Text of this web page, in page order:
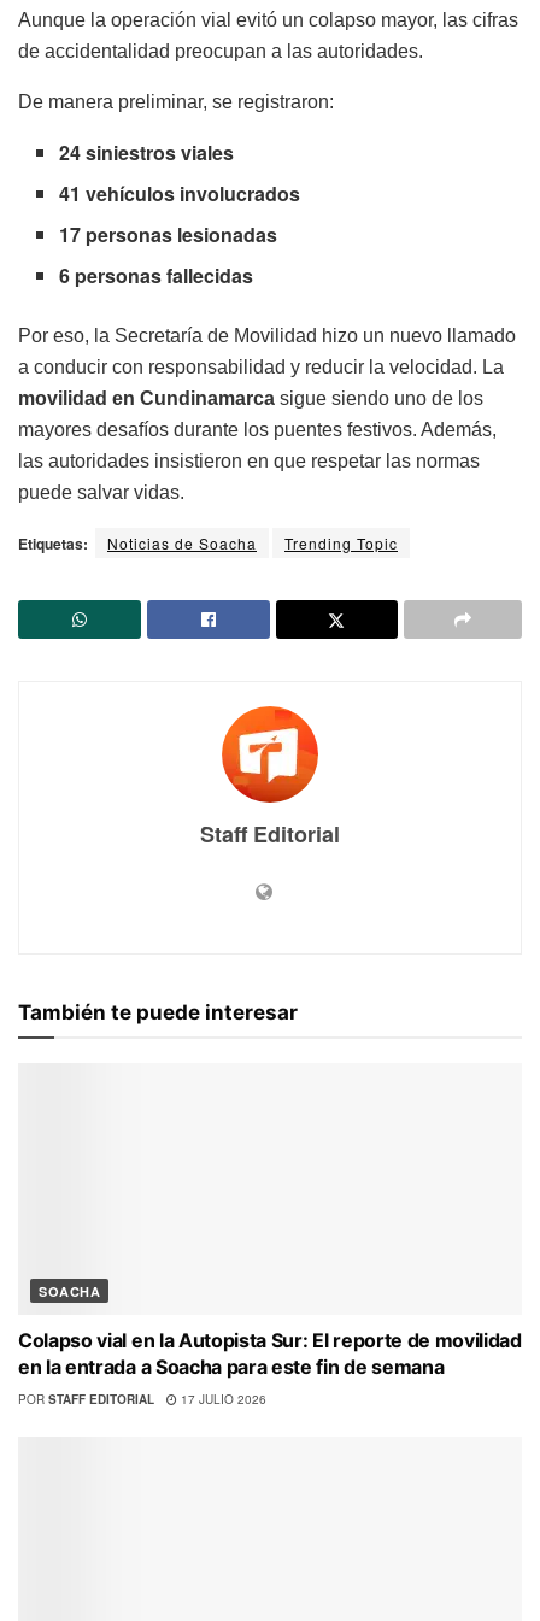
Aunque la operación vial evitó un colapso mayor, las cifras
de accidentalidad preocupan a las autoridades.
De manera preliminar, se registraron:
24 siniestros viales
41 vehículos involucrados
17 personas lesionadas
6 personas fallecidas
Por eso, la Secretaría de Movilidad hizo un nuevo llamado
a conducir con responsabilidad y reducir la velocidad. La
movilidad en Cundinamarca sigue siendo uno de los
mayores desafíos durante los puentes festivos. Además,
las autoridades insistieron en que respetar las normas
puede salvar vidas.
Etiquetas: Noticias de Soacha Trending Topic
Staff Editorial
También te puede interesar
SOACHA
Colapso vial en la Autopista Sur: El reporte de movilidad
en la entrada a Soacha para este fin de semana
POR STAFF EDITORIAL 17 JULIO 2026